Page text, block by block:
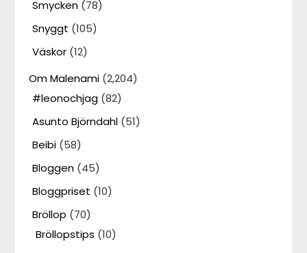
Smycken (78)
Snyggt (105)
Väskor (12)
Om Malenami (2,204)
#leonochjag (82)
Asunto Björndahl (51)
Beibi (58)
Bloggen (45)
Bloggpriset (10)
Bröllop (70)
Bröllopstips (10)